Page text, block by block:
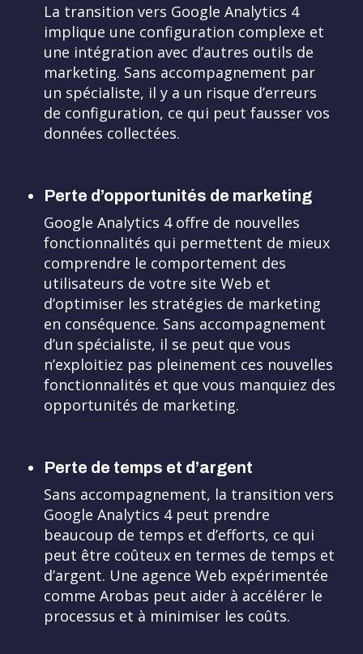
La transition vers Google Analytics 4
implique une configuration complexe et
une intégration avec d’autres outils de
marketing. Sans accompagnement par
un spécialiste, il y a un risque d’erreurs
de configuration, ce qui peut fausser vos
données collectées.
Perte d’opportunités de marketing
Google Analytics 4 offre de nouvelles
fonctionnalités qui permettent de mieux
comprendre le comportement des
utilisateurs de votre site Web et
d’optimiser les stratégies de marketing
en conséquence. Sans accompagnement
d’un spécialiste, il se peut que vous
n’exploitiez pas pleinement ces nouvelles
fonctionnalités et que vous manquiez des
opportunités de marketing.
Perte de temps et d’argent
Sans accompagnement, la transition vers
Google Analytics 4 peut prendre
beaucoup de temps et d’efforts, ce qui
peut être coûteux en termes de temps et
d’argent. Une agence Web expérimentée
comme Arobas peut aider à accélérer le
processus et à minimiser les coûts.